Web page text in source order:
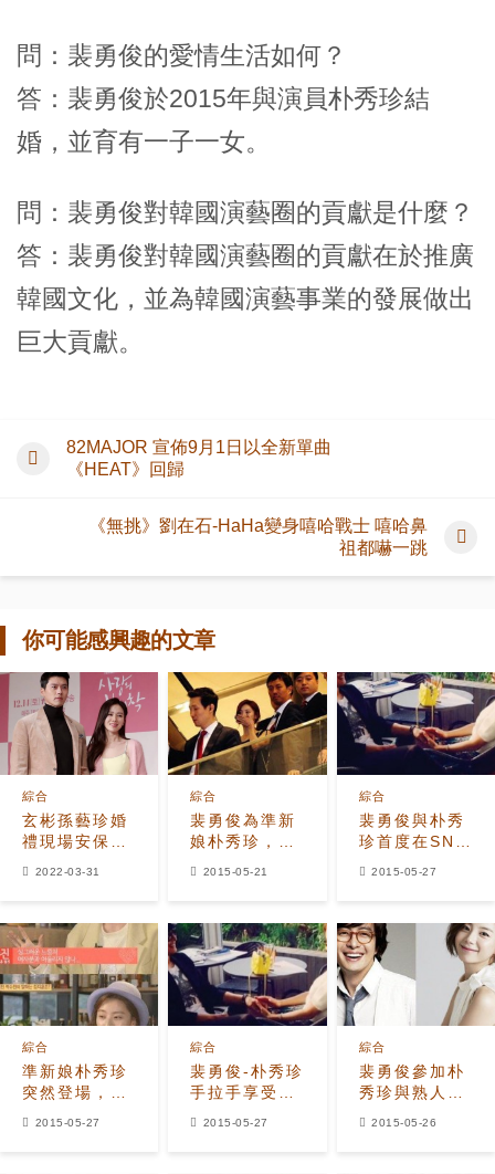
問：裴勇俊的愛情生活如何？
答：裴勇俊於2015年與演員朴秀珍結
婚，並育有一子一女。
問：裴勇俊對韓國演藝圈的貢獻是什麼？
答：裴勇俊對韓國演藝圈的貢獻在於推廣
韓國文化，並為韓國演藝事業的發展做出
巨大貢獻。
82MAJOR 宣佈9月1日以全新單曲
《HEAT》回歸
《無挑》劉在石-HaHa變身嘻哈戰士 嘻哈鼻
祖都嚇一跳
你可能感興趣的文章
玄彬孫藝珍婚
禮現場安保嚴
綜合
2022-03-31
裴勇俊為準新
娘朴秀珍，不
綜合
2015-05-21
裴勇俊與朴秀
珍首度在SNS
綜合
2015-05-27
準新娘朴秀珍
突然登場，
綜合
2015-05-27
裴勇俊-朴秀珍
手拉手享受約
綜合
2015-05-27
裴勇俊參加朴
秀珍與熟人的
綜合
2015-05-26